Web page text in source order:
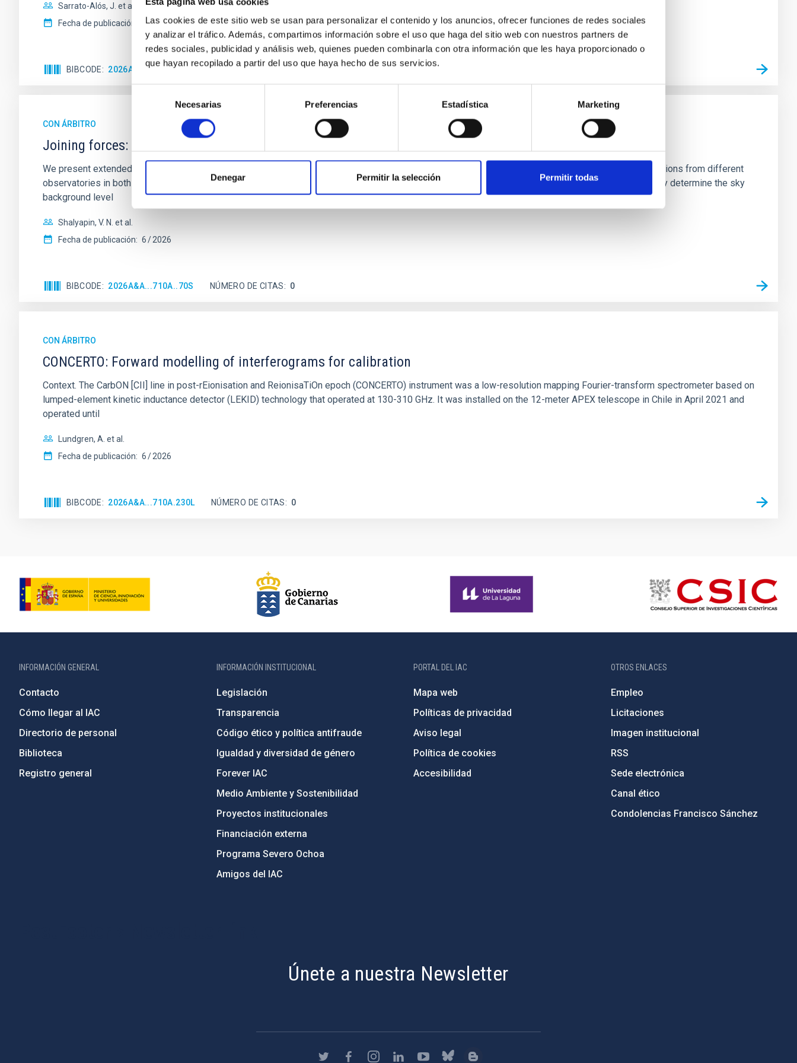
Las cookies de este sitio web se usan para personalizar el contenido y los anuncios, ofrecer funciones de redes sociales
y analizar el tráfico. Además, compartimos información sobre el uso que haga del sitio web con nuestros partners de
redes sociales, publicidad y análisis web, quienes pueden combinarla con otra información que les haya proporcionado o
que hayan recopilado a partir del uso que haya hecho de sus servicios.
consentimiento
Necesarias Preferencias Estadística Marketing
Denegar Permitir la selección Permitir todas
Sarrato-Alós, J. et al.
Fecha de publicación:
6 2026
BIBCODE 2026A&A...710A..95S NÚMERO DE CITAS 1
CON ÁRBITRO
Joining forces: 30 years of optical monitoring of the Einstein Cross
We present extended optical monitoring of the quadruply-imaged gravitationally lensed quasar QSO 2237+0305, the Einstein Cross, including observations from different
observatories in both hemispheres and using a new photometric technique. This technique uses a region far enough from the lens system to accurately determine the sky
background level
Shalyapin, V. N. et al.
Fecha de publicación: 6 2026
BIBCODE 2026A&A...710A..70S NÚMERO DE CITAS 0
CON ÁRBITRO
CONCERTO: Forward modelling of interferograms for calibration
Context. The CarbON [CII] line in post-rEionisation and ReionisaTiOn epoch (CONCERTO) instrument was a low-resolution mapping Fourier-transform spectrometer based on
lumped-element kinetic inductance detector (LEKID) technology that operated at 130-310 GHz. It was installed on the 12-meter APEX telescope in Chile in April 2021 and
operated until
Lundgren, A. et al.
Fecha de publicación: 6 2026
BIBCODE 2026A&A...710A.230L NÚMERO DE CITAS 0
INFORMACIÓN GENERAL
Contacto
Cómo llegar al IAC
Directorio de personal
Biblioteca
Registro general
INFORMACIÓN INSTITUCIONAL
Legislación
Transparencia
Código ético y política antifraude
Igualdad y diversidad de género
Forever IAC
Medio Ambiente y Sostenibilidad
Proyectos institucionales
Financiación externa
Programa Severo Ochoa
Amigos del IAC
PORTAL DEL IAC
Mapa web
Políticas de privacidad
Aviso legal
Política de cookies
Accesibilidad
OTROS ENLACES
Empleo
Licitaciones
Imagen institucional
RSS
Sede electrónica
Canal ético
Condolencias Francisco Sánchez
Únete a nuestra Newsletter